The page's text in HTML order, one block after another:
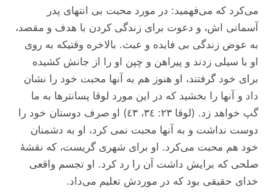
می‌کرد که می‌فهمید: در مورد محبت بی انتهای پدر
آسمانی اش، و دعوت برای زندگی کردن با هدف و مقصد،
به عوض زندگی بی فایده و عبث. بالاخره وقتیکه به روی
او با سیلی زدند و پیراهن و چپن او را از جانش کشیده
برای خود گرفتند، او هنوز هم به آنها محبت خود را نشان
داد و آنها را بخشید که در این مورد لوقا پسانتر‌ها به ما
گپ خواهد زد. (لوقا ٢٣: ٣٤، ٤٣) او صرف دوستان خود را
دوست نداشت و به آنها محبت نمی کرد، او به دشمنان
خود هم محبت می‌کرد. او برای شهری گریست، که نقشۀ
صلحی که برایش داشت آن را رد کرد. او تجسم واقعی
خدای حقیقی بود که در موردش تعلیم می‌داد.